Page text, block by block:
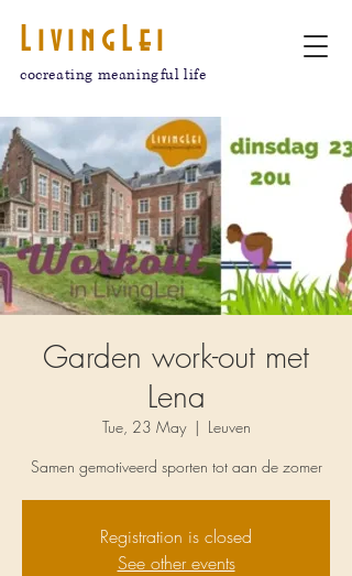
LivingLei
cocreating meaningful life
Garden work-out met
Lena
Tue, 23 May
  |
Leuven
Samen gemotiveerd sporten tot aan de zomer
Registration is closed
See other events